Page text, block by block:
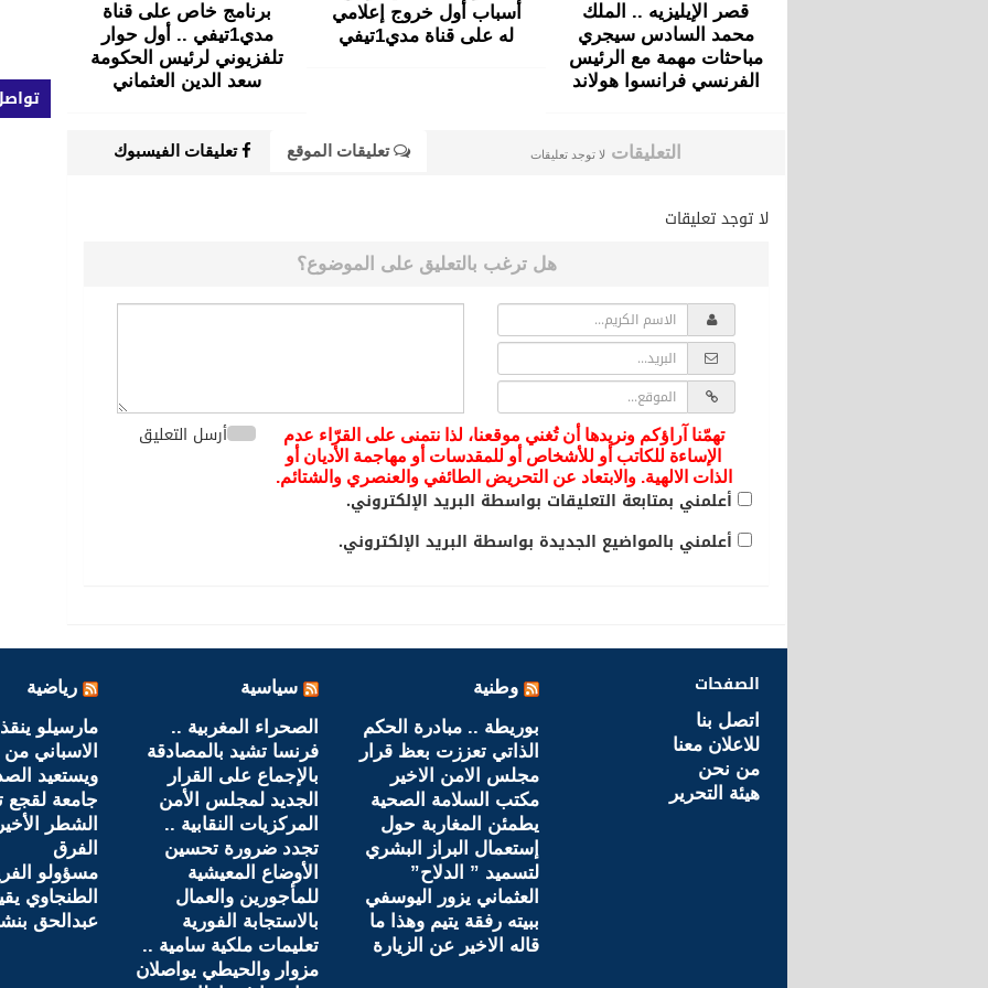
قصر الإيليزيه .. الملك
محمد السادس سيجري
مباحثات مهمة مع الرئيس
الفرنسي فرانسوا هولاند
أسباب أول خروج إعلامي
له على قناة مدي1تيفي
برنامج خاص على قناة
مدي1تيفي .. أول حوار
تلفزيوني لرئيس الحكومة
سعد الدين العثماني
التعليقات لا توجد تعليقات تعليقات الموقع تعليقات الفيسبوك
لا توجد تعليقات
هل ترغب بالتعليق على الموضوع؟
تهمّنا آراؤكم ونريدها أن تُغني موقعنا، لذا نتمنى على القرّاء عدم
الإساءة للكاتب أو للأشخاص أو للمقدسات أو مهاجمة الأديان أو
الذات الالهية. والابتعاد عن التحريض الطائفي والعنصري والشتائم.
أرسل التعليق
أعلمني بمتابعة التعليقات بواسطة البريد الإلكتروني.
أعلمني بالمواضيع الجديدة بواسطة البريد الإلكتروني.
الصفحات
اتصل بنا
للاعلان معنا
من نحن
هيئة التحرير
وطنية
بوريطة .. مبادرة الحكم
الذاتي تعززت بعظ قرار
مجلس الامن الاخير
مكتب السلامة الصحية
يطمئن المغاربة حول
إستعمال البراز البشري
لتسميد ” الدلاح”
العثماني يزور اليوسفي
ببيته رفقة يتيم وهذا ما
قاله الاخير عن الزيارة
سياسية
الصحراء المغربية ..
فرنسا تشيد بالمصادقة
بالإجماع على القرار
الجديد لمجلس الأمن
المركزيات النقابية ..
تجدد ضرورة تحسين
الأوضاع المعيشية
للمأجورين والعمال
بالاستجابة الفورية
تعليمات ملكية سامية ..
مزوار والحيطي يواصلان
رياضية
مارسيلو
الاسباني
ويستعيد
جامعة
الشطر
الفرق
مسؤولو
الطنجاوي
عبدالحق